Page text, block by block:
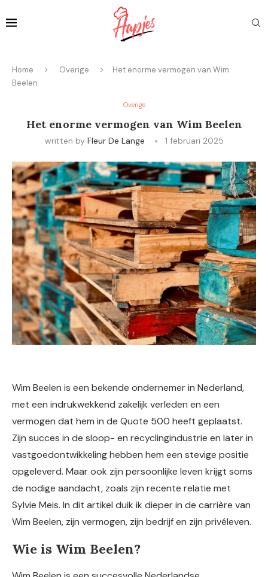
Home Overige
Het enorme vermogen van Wim
Beelen
Overige
Het enorme vermogen van Wim Beelen
written by Fleur De Lange 1 februari 2025
Wim Beelen is een bekende ondernemer in Nederland,
met een indrukwekkend zakelijk verleden en een
vermogen dat hem in de Quote 500 heeft geplaatst.
Zijn succes in de sloop- en recyclingindustrie en later in
vastgoedontwikkeling hebben hem een stevige positie
opgeleverd. Maar ook zijn persoonlijke leven krijgt soms
de nodige aandacht, zoals zijn recente relatie met
Sylvie Meis. In dit artikel duik ik dieper in de carrière van
Wim Beelen, zijn vermogen, zijn bedrijf en zijn privéleven.
Wie is Wim Beelen?